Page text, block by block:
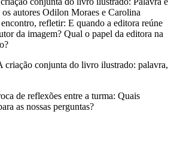
autores Odilon Moraes e Carolina
refletir: E quando a editora reúne
da imagem? Qual o papel da editora na
criação conjunta do livro ilustrado: palavra,
de reflexões entre a turma: Quais
as nossas perguntas?